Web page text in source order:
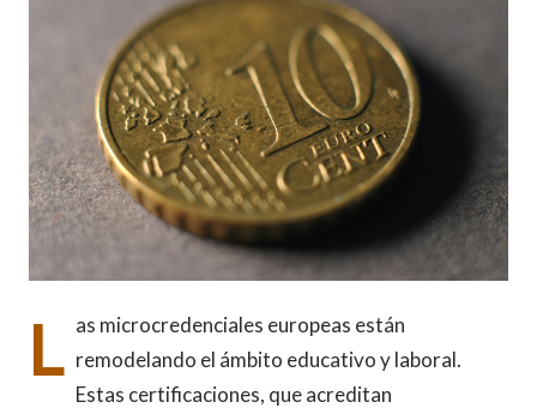
L as microcredenciales europeas están
remodelando el ámbito educativo y laboral.
Estas certificaciones, que acreditan